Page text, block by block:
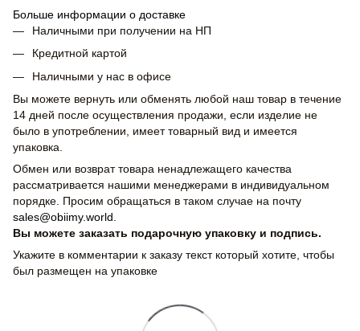
Больше информации о доставке
Наличными при получении на НП
Кредитной картой
Наличными у нас в офисе
Вы можете вернуть или обменять любой наш товар в течение
14 дней после осуществления продажи, если изделие не
было в употреблении, имеет товарный вид и имеется
упаковка.
Обмен или возврат товара ненадлежащего качества
рассматривается нашими менеджерами в индивидуальном
порядке. Просим обращаться в таком случае на почту
sales@obiimy.world
Вы можете заказать подарочную упаковку и подпись.
Укажите в комментарии к заказу текст который хотите, чтобы
был размещен на упаковке